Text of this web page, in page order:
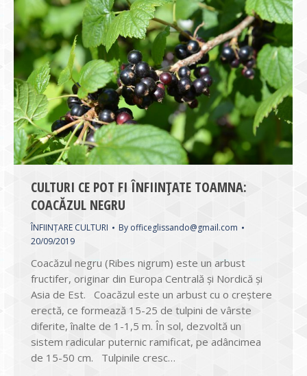
CULTURI CE POT FI ÎNFIINȚATE TOAMNA:
COACĂZUL NEGRU
ÎNFIINȚARE CULTURI By officeglissando@gmail.com
20/09/2019
Coacăzul negru (Ribes nigrum) este un arbust
fructifer, originar din Europa Centrală și Nordică și
Asia de Est. Coacăzul este un arbust cu o creștere
erectă, ce formează 15-25 de tulpini de vârste
diferite, înalte de 1-1,5 m. În sol, dezvoltă un
sistem radicular puternic ramificat, pe adâncimea
de 15-50 cm. Tulpinile cresc…